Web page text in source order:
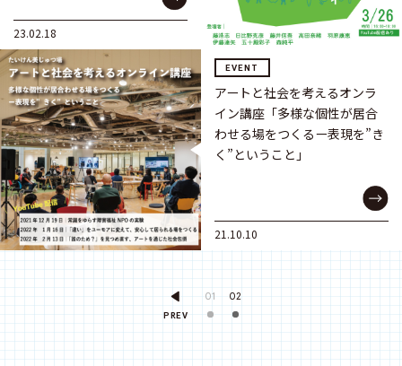
23.02.18
EVENT
アートと社会を考えるオンラ
イン講座「多様な個性が居合
わせる場をつくるー表現を”き
く”ということ」
21.10.10
PREV
01 02